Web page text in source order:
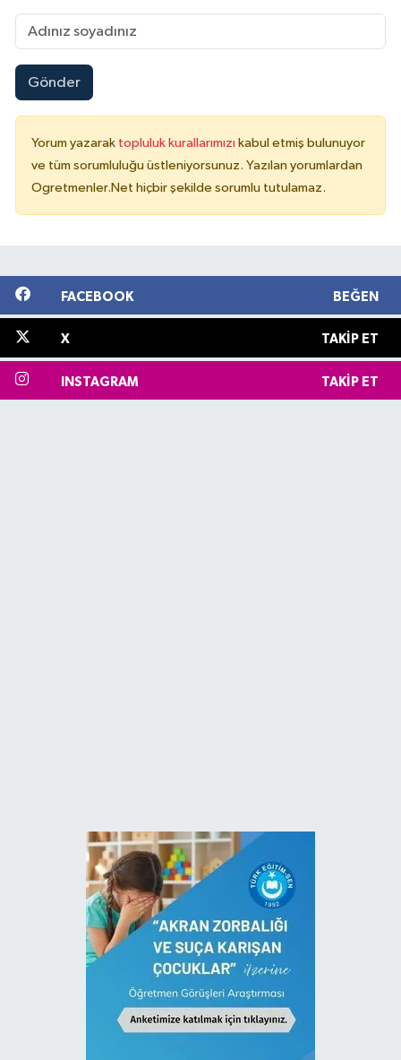
Gönder
Yorum yazarak topluluk kurallarımızı kabul etmiş bulunuyor
ve tüm sorumluluğu üstleniyorsunuz. Yazılan yorumlardan
Ogretmenler.Net hiçbir şekilde sorumlu tutulamaz.
FACEBOOK BEĞEN
X TAKIP ET
INSTAGRAM TAKIP ET